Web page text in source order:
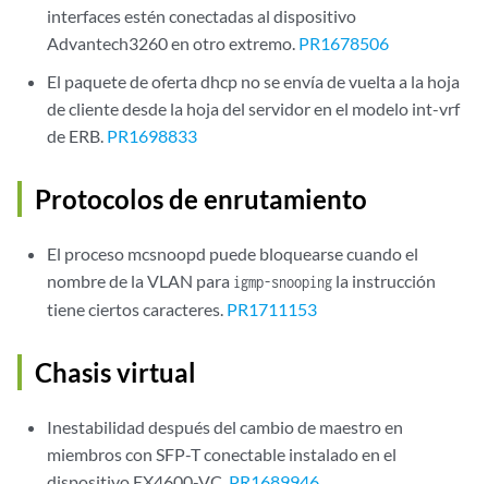
interfaces estén conectadas al dispositivo
Advantech3260 en otro extremo. PR1678506
El paquete de oferta dhcp no se envía de vuelta a la hoja
de cliente desde la hoja del servidor en el modelo int-vrf
de ERB. PR1698833
Protocolos de enrutamiento
El proceso mcsnoopd puede bloquearse cuando el
nombre de la VLAN para igmp-snooping la instrucción
tiene ciertos caracteres. PR1711153
Chasis virtual
Inestabilidad después del cambio de maestro en
miembros con SFP-T conectable instalado en el